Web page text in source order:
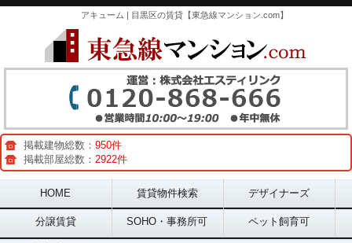
アキューム | 目黒区の賃貸【東急線マンション.com】
掲載建物総数： 950件
掲載部屋総数： 2922件
Main menu
HOME 賃貸物件検索 デザイナーズ
分譲賃貸 SOHO・事務所可 ペット飼育可